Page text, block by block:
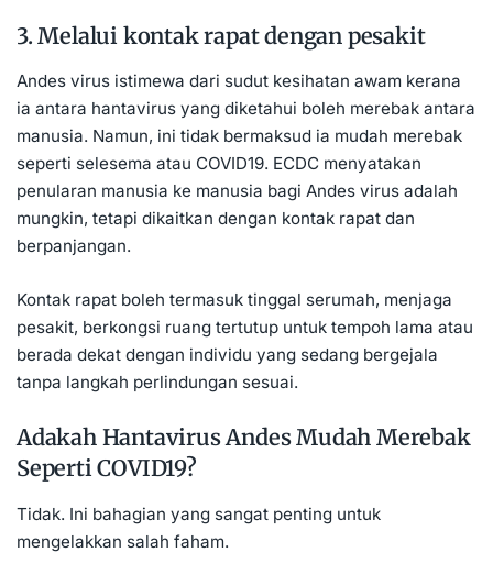
3. Melalui kontak rapat dengan pesakit
Andes virus istimewa dari sudut kesihatan awam kerana
ia antara hantavirus yang diketahui boleh merebak antara
manusia. Namun, ini tidak bermaksud ia mudah merebak
seperti selesema atau COVID19. ECDC menyatakan
penularan manusia ke manusia bagi Andes virus adalah
mungkin, tetapi dikaitkan dengan kontak rapat dan
berpanjangan.
Kontak rapat boleh termasuk tinggal serumah, menjaga
pesakit, berkongsi ruang tertutup untuk tempoh lama atau
berada dekat dengan individu yang sedang bergejala
tanpa langkah perlindungan sesuai.
Adakah Hantavirus Andes Mudah Merebak
Seperti COVID19?
Tidak. Ini bahagian yang sangat penting untuk
mengelakkan salah faham.